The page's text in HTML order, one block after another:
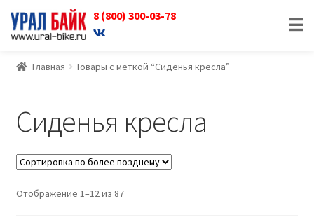
8 (800) 300-03-78
Перейти
к
навигации
Перейти
к
содержимому
Главная Товары с меткой “Сиденья кресла”
Сиденья кресла
Отображение 1–12 из 87